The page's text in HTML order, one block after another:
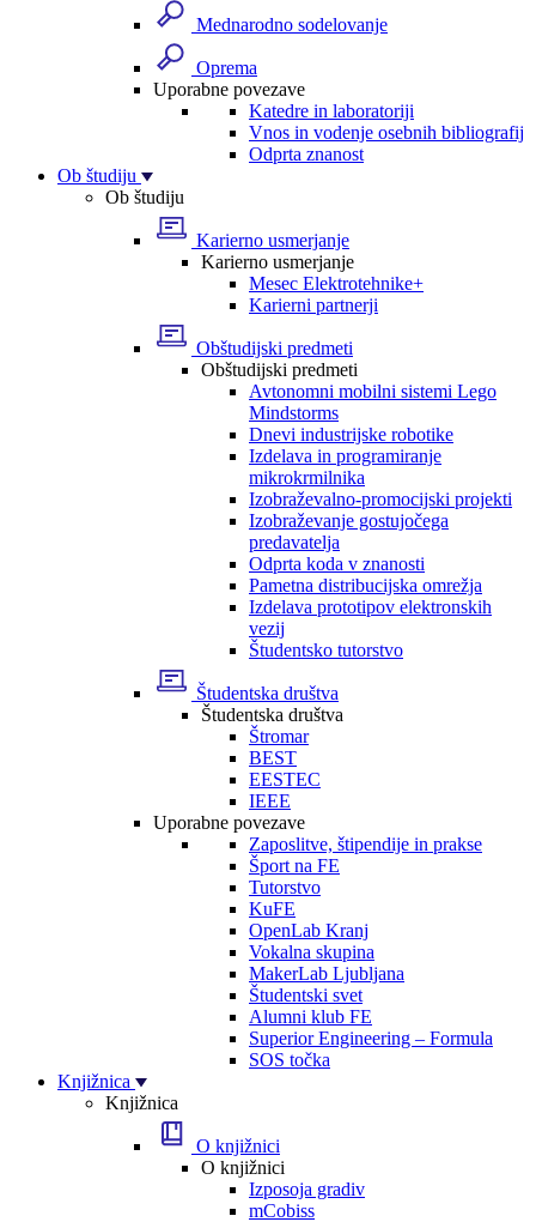
Mednarodno sodelovanje
Oprema
Uporabne povezave
Katedre in laboratoriji
Vnos in vodenje osebnih bibliografij
Odprta znanost
Ob študiju
Ob študiju
Karierno usmerjanje
Karierno usmerjanje
Mesec Elektrotehnike+
Karierni partnerji
Obštudijski predmeti
Obštudijski predmeti
Avtonomni mobilni sistemi Lego
Mindstorms
Dnevi industrijske robotike
Izdelava in programiranje
mikrokrmilnika
Izobraževalno-promocijski projekti
Izobraževanje gostujočega
predavatelja
Odprta koda v znanosti
Pametna distribucijska omrežja
Izdelava prototipov elektronskih
vezij
Študentsko tutorstvo
Študentska društva
Študentska društva
Štromar
BEST
EESTEC
IEEE
Uporabne povezave
Zaposlitve, štipendije in prakse
Šport na FE
Tutorstvo
KuFE
OpenLab Kranj
Vokalna skupina
MakerLab Ljubljana
Študentski svet
Alumni klub FE
Superior Engineering – Formula
SOS točka
Knjižnica
Knjižnica
O knjižnici
O knjižnici
Izposoja gradiv
mCobiss